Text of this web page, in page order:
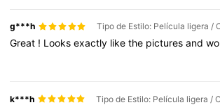
g***h
Great ! Looksexactly likethe picturesand
k***h